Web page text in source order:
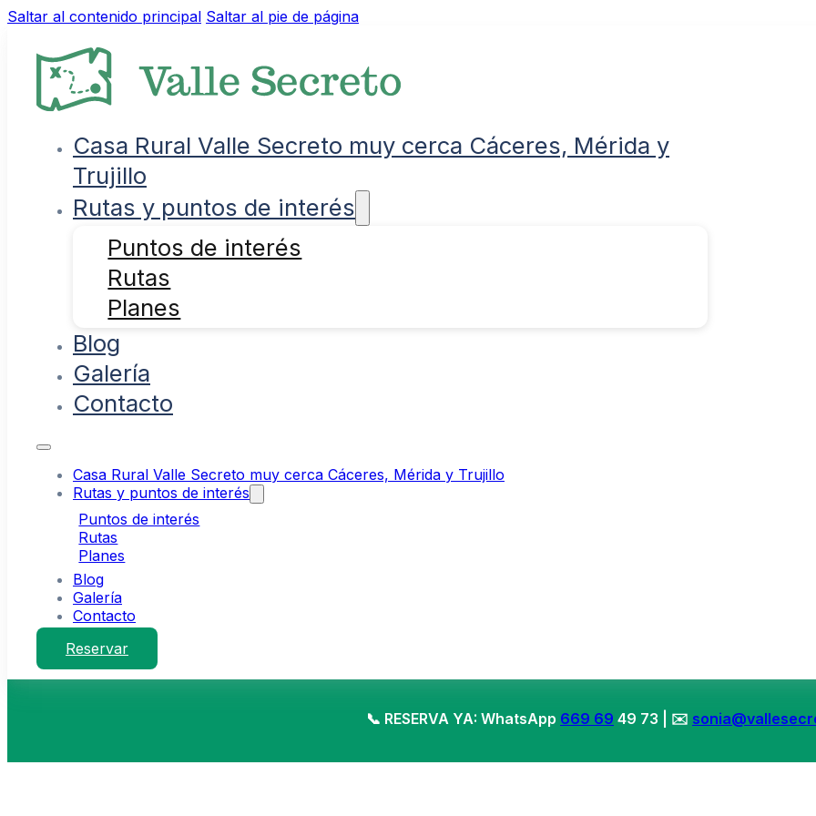
Saltar al contenido principal Saltar al pie de página
Casa Rural Valle Secreto muy cerca Cáceres, Mérida y
Trujillo
Rutas y puntos de interés
Puntos de interés
Rutas
Planes
Blog
Galería
Contacto
Casa Rural Valle Secreto muy cerca Cáceres, Mérida y Trujillo
Rutas y puntos de interés
Puntos de interés
Rutas
Planes
Blog
Galería
Contacto
Reservar
📞 RESERVA YA: WhatsApp 669 69 49 73 | ✉️